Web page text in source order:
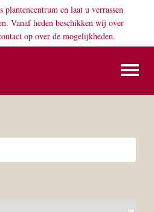
plantencentrum en laat u verrassen
Vanaf heden beschikken wij over
op over de mogelijkheden.